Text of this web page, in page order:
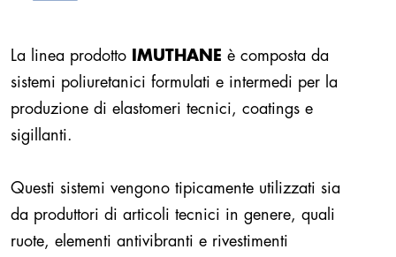
La linea prodotto IMUTHANE è composta da
sistemi poliuretanici formulati e intermedi per la
produzione di elastomeri tecnici, coatings e
sigillanti.
Questi sistemi vengono tipicamente utilizzati sia
da produttori di articoli tecnici in genere, quali
ruote, elementi antivibranti e rivestimenti